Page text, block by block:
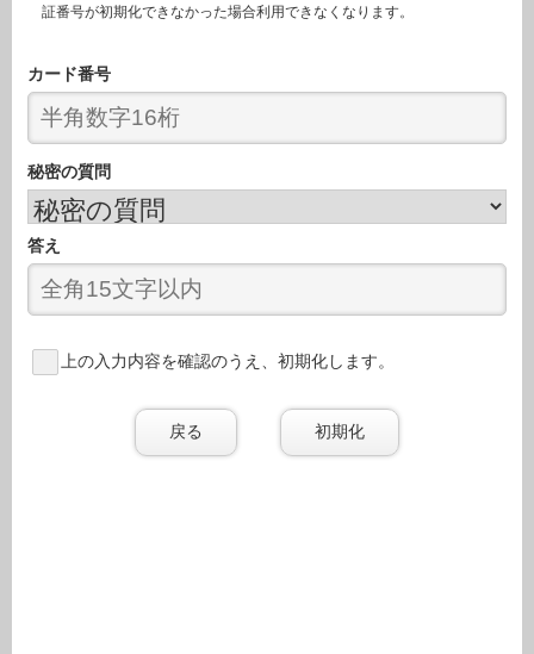
証番号が初期化できなかった場合利用できなくなります。
カード番号
秘密の質問
答え
上の入力内容を確認のうえ、初期化します。